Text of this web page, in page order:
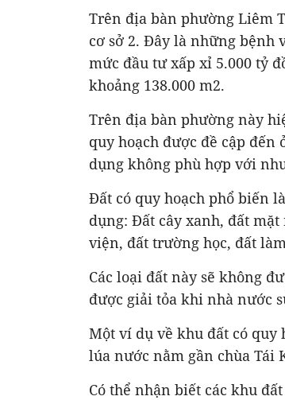
Trên địa bàn phường Liêm
cơ sở 2. Đây là những bệnh
mức đầu tư xấp xỉ 5.000 tỷ
khoảng 138.000 m2.
Trên địa bàn phường này
quy hoạch được đề cập đến
dụng không phù hợp với
Đất có quy hoạch phổ biến
dụng: Đất cây xanh, đất
viện, đất trường học, đất
Các loại đất này sẽ không
được giải tỏa khi nhà nước
Một ví dụ về khu đất có
lúa nước nằm gần chùa Tái
Có thể nhận biết các khu